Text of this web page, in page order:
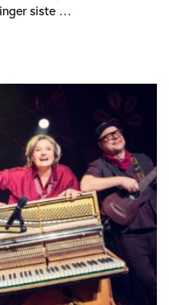
siste …